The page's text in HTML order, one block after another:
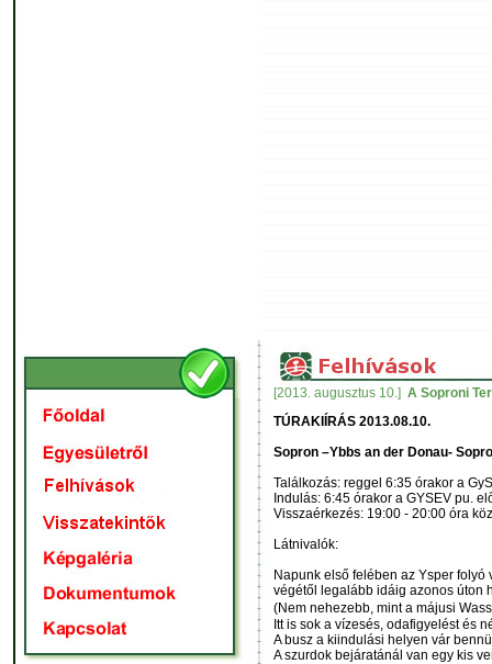
[2013. augusztus 10.] A Soproni
TÚRAKIÍRÁS 2013.08.10.
Sopron –Ybbs an der Donau-
Találkozás: reggel 6:35 órakor a
Indulás: 6:45 órakor a GYSEV pu.
Visszaérkezés: 19:00 - 20:00 óra
Látnivalók:
Napunk első felében az Ysper
végétől legalább idáig azonos úton
(Nem nehezebb, mint a májusi
Itt is sok a vízesés, odafigyelést és
A busz a kiindulási helyen vár
A szurdok bejáratánál van egy kis